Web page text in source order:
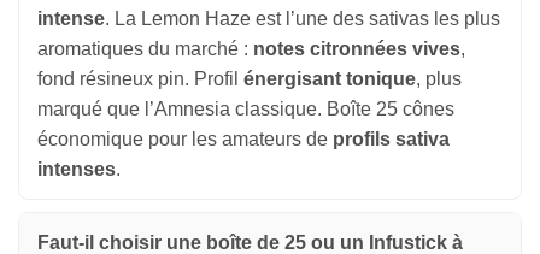
intense. La Lemon Haze est l’une des sativas les plus
aromatiques du marché : notes citronnées vives,
fond résineux pin. Profil énergisant tonique, plus
marqué que l’Amnesia classique. Boîte 25 cônes
économique pour les amateurs de profils sativa
intenses.
Faut-il choisir une boîte de 25 ou un Infustick à